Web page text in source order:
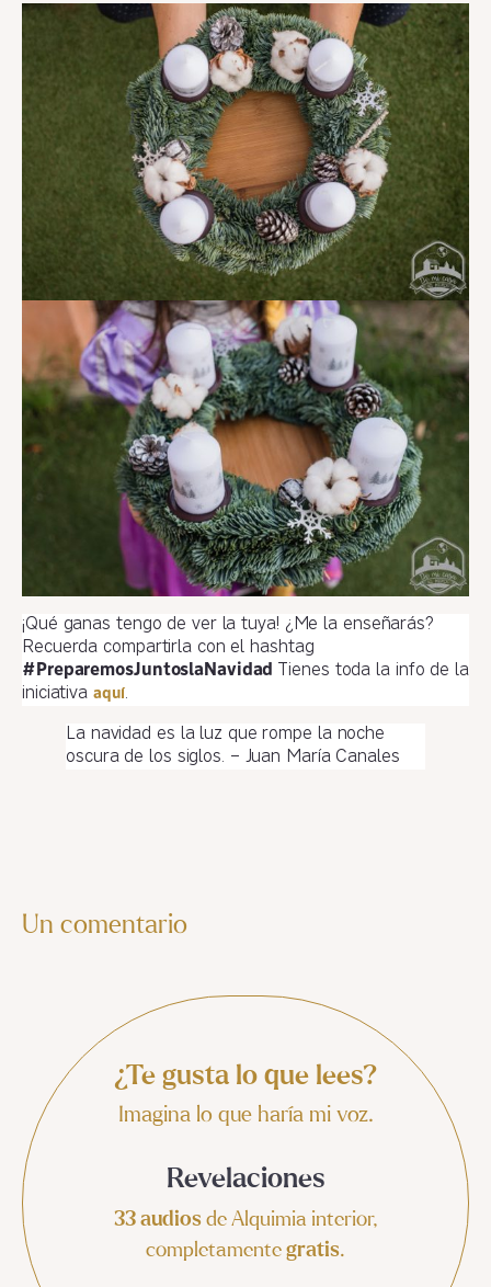
¡Qué ganas tengo de ver la tuya! ¿Me la enseñarás?
Recuerda compartirla con el hashtag
#PreparemosJuntoslaNavidad Tienes toda la info de la
iniciativa aquí.
La navidad es la luz que rompe la noche
oscura de los siglos. – Juan María Canales
Un comentario
¿Te gusta lo que lees?
Imagina lo que haría mi voz.
Revelaciones
33 audiosde Alquimia interior,
completamente gratis.